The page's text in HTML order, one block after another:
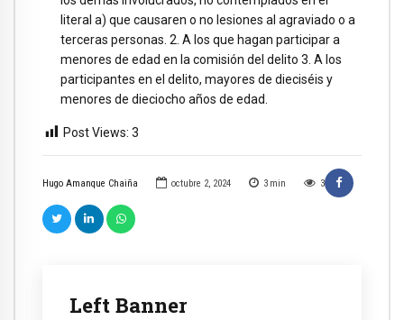
Hugo Amanque Chaiña octubre 2, 2024 3 min 3
Left Banner
literal a) que causaren o no lesiones al agraviado o a
terceras personas. 2. A los que hagan participar a
menores de edad en la comisión del delito 3. A los
participantes en el delito, mayores de dieciséis y
menores de dieciocho años de edad.
Post Views: 3